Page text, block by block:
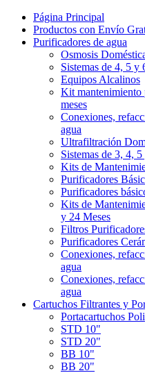
Página Principal
Productos con Envío
Purificadores de agua
Osmosis
Sistemas de 4, 5 y
Equipos Alcalinos
Kit mantenimiento
meses
Conexiones,
agua
Ultrafiltración
Sistemas de 3, 4,
Kits de
Purificadores
Purificadores
Kits de
y 24 Meses
Filtros
Purificadores
Conexiones,
agua
Conexiones,
agua
Cartuchos Filtrantes y
Portacartuchos
STD 10"
STD 20"
BB 10"
BB 20"